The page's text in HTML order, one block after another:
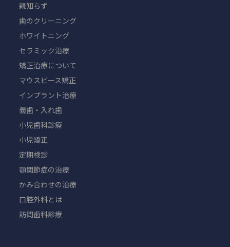
親知らず
歯のクリーニング
ホワイトニング
セラミック治療
矯正治療について
マウスピース矯正
インプラント治療
義歯・入れ歯
小児歯科診療
小児矯正
定期検診
顎関節症の治療
かみ合わせの治療
口腔外科とは
訪問歯科診療